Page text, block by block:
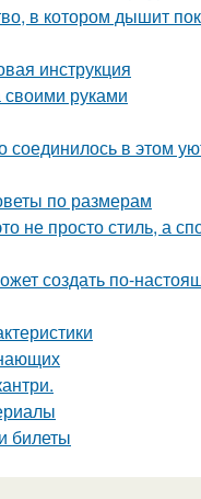
в котором дышит
инструкция
своими руками
соединилось в этом
по размерам
не просто стиль, а
создать по-
билеты